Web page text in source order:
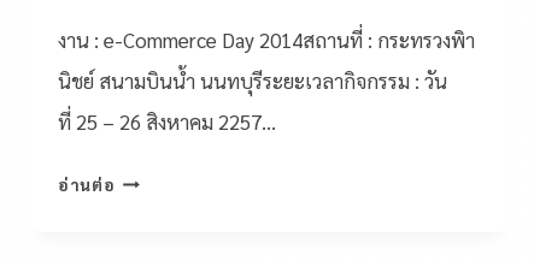
งาน : e-Commerce Day 2014สถานที่ : กระทรวงพิา
นิชย์ สนามบินน้ำ นนทบุรีระยะเวลากิจกรรม : วัน
ที่ 25 – 26 สิงหาคม 2257…
อ่านต่อ